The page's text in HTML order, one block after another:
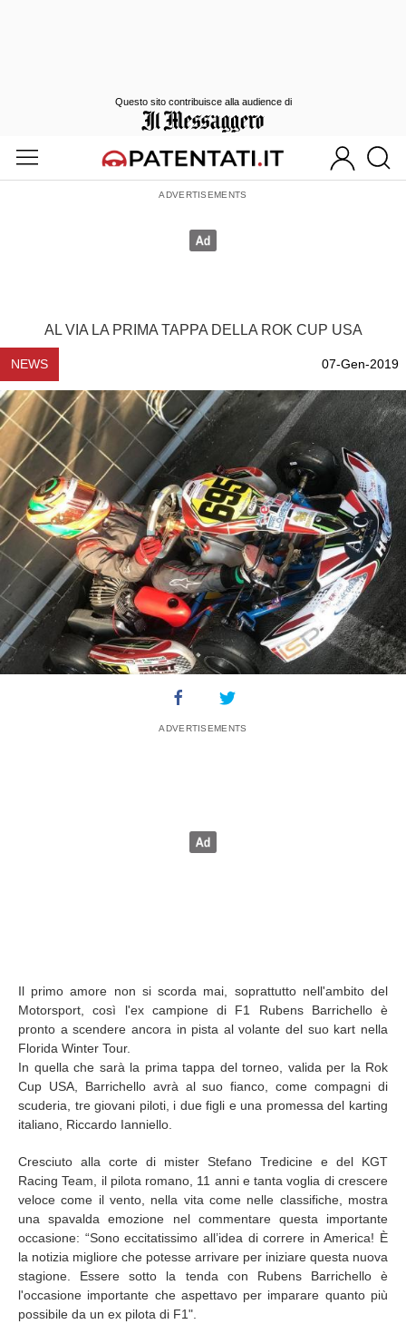
AL VIA LA PRIMA TAPPA DELLA ROK CUP USA
NEWS 07-Gen-2019
Il primo amore non si scorda mai, soprattutto nell'ambito del
Motorsport, così l'ex campione di F1 Rubens Barrichello è
pronto a scendere ancora in pista al volante del suo kart nella
Florida Winter Tour.
In quella che sarà la prima tappa del torneo, valida per la Rok
Cup USA, Barrichello avrà al suo fianco, come compagni di
scuderia, tre giovani piloti, i due figli e una promessa del karting
italiano, Riccardo Ianniello.
Cresciuto alla corte di mister Stefano Tredicine e del KGT
Racing Team, il pilota romano, 11 anni e tanta voglia di crescere
veloce come il vento, nella vita come nelle classifiche, mostra
una spavalda emozione nel commentare questa importante
occasione: “Sono eccitatissimo all’idea di correre in America! È
la notizia migliore che potesse arrivare per iniziare questa nuova
stagione. Essere sotto la tenda con Rubens Barrichello è
l'occasione importante che aspettavo per imparare quanto più
possibile da un ex pilota di F1".
Questo sito contribuisce alla audience di